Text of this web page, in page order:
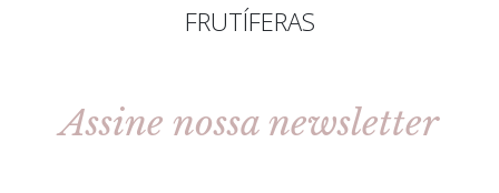
FRUTÍFERAS
Assine nossa newsletter